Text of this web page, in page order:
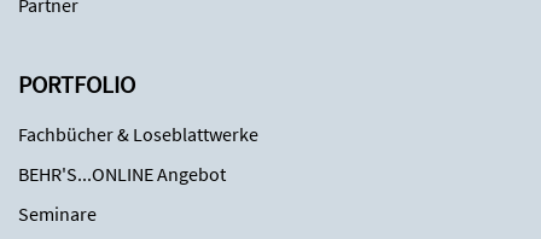
Partner
PORTFOLIO
Fachbücher & Loseblattwerke
BEHR'S...ONLINE Angebot
Seminare